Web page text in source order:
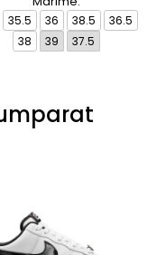
35.5 36 38.5
36.5
38
39 37.5